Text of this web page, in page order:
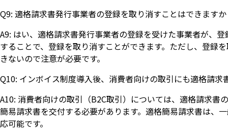
Q9: 適格請求書発行事業者の登録を取り消すことはできます
A9: はい、適格請求書発行事業者の登録を受けた事業者が、
することで、登録を取り消すことができます。ただし、登録
きないので注意が必要です。
Q10: インボイス制度導入後、消費者向けの取引にも適格請求
A10: 消費者向けの取引（B2C取引）については、適格請求
簡易請求書を交付する必要があります。適格簡易請求書は、
応可能です。